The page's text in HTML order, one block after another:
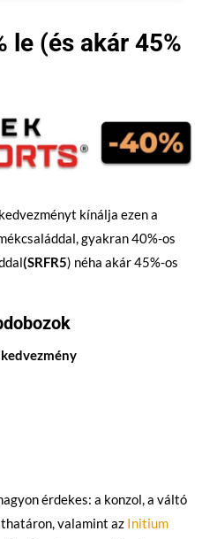
le (és akár 45%
kínálja ezen a
gyakran 40%-os
(SRFR5) néha akár 45%-os
érdekes: a konzol, a váltó
valamint az Initium